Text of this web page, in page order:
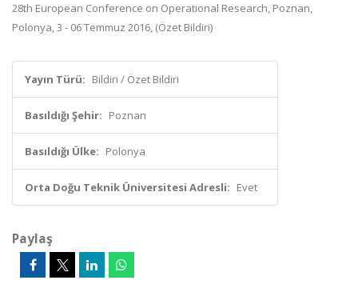
28th European Conference on Operational Research, Poznan,
Polonya, 3 - 06 Temmuz 2016, (Özet Bildiri)
Yayın Türü: Bildiri / Özet Bildiri
Basıldığı Şehir: Poznan
Basıldığı Ülke: Polonya
Orta Doğu Teknik Üniversitesi Adresli: Evet
Paylaş